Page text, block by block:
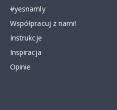
#yesnamly
Współpracuj z nami!
Instrukcje
Inspiracja
Opinie